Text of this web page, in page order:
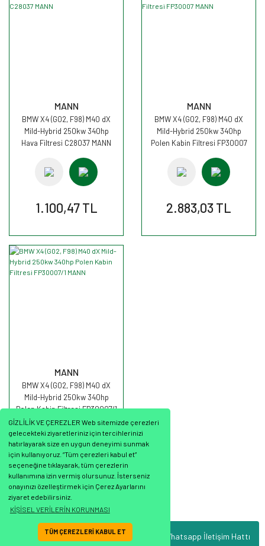
GİZLİLİK VE ÇEREZLER Web sitemizde çerezleri
gelecekteki ziyaretleriniz için tercihlerinizi
hatırlayarak size en uygun deneyimi sunmak
için kullanıyoruz. “Tüm çerezleri kabul et”
seçeneğine tıklayarak, tüm çerezlerin
kullanımına izin vermiş olursunuz. İsterseniz
onayınızı özelleştirmek için Çerez Ayarlarını
ziyaret edebilirsiniz.
KİŞİSEL VERİLERİN KORUNMASI
TÜM ÇEREZLERİ KABUL ET Whatsapp İletişim Hattı
MANN
BMW X4 (G02, F98) M40 dX
Mild-Hybrid 250kw 340hp
Hava Filtresi C28037 MANN
1.100,47 TL
MANN
BMW X4 (G02, F98) M40 dX
Mild-Hybrid 250kw 340hp
Polen Kabin Filtresi FP30007
2.883,03 TL
MANN
BMW X4 (G02, F98) M40 dX
Mild-Hybrid 250kw 340hp
Polen Kabin Filtresi FP30007/1
MANN
2.916,25 TL